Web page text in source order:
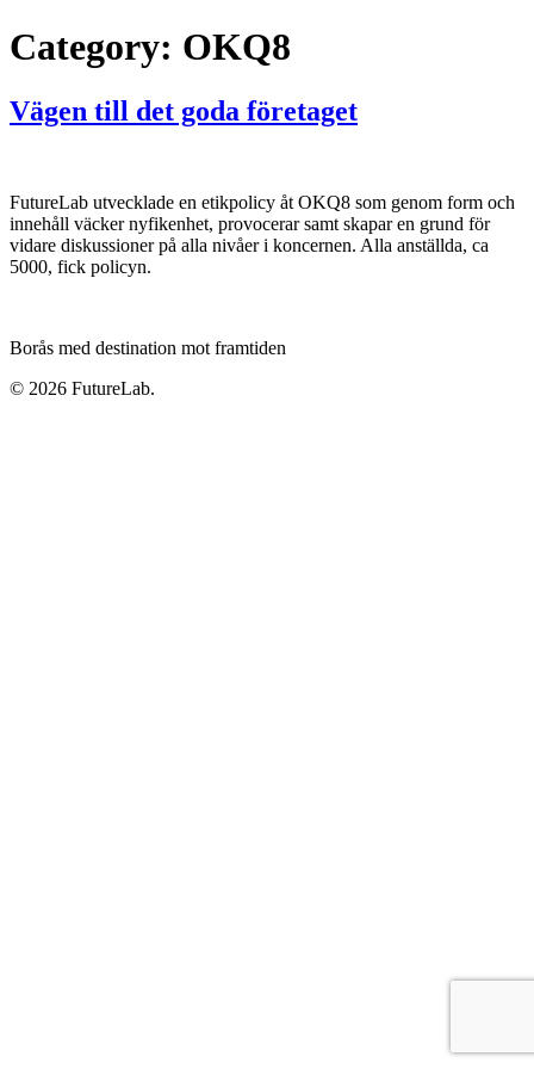
Category: OKQ8
Vägen till det goda företaget
FutureLab utvecklade en etikpolicy åt OKQ8 som genom form och
innehåll väcker nyfikenhet, provocerar samt skapar en grund för
vidare diskussioner på alla nivåer i koncernen. Alla anställda, ca
5000, fick policyn.
Borås med destination mot framtiden
© 2026 FutureLab.